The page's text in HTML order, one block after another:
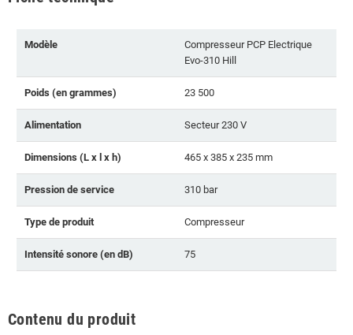
Modèle
Compresseur PCP Electrique
Evo-310 Hill
Poids (en grammes) 23 500
Alimentation Secteur 230 V
Dimensions (L x l x h) 465 x 385 x 235 mm
Pression de service 310 bar
Type de produit Compresseur
Intensité sonore (en dB) 75
Contenu du produit